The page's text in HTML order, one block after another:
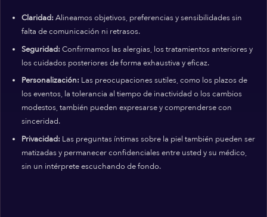
Claridad:Alineamos objetivos, preferencias y sensibilidades sin
falta de comunicación ni retrasos.
Seguridad:Confirmamos las alergias, los tratamientos anteriores y
los cuidados posteriores de forma exhaustiva y eficaz.
Personalización:Las preocupaciones sutiles, como los plazos de
los eventos, la tolerancia al tiempo de inactividad o los cambios
modestos, también pueden expresarse y comprenderse con
sinceridad.
Privacidad:Las preguntas íntimas sobre la piel también pueden ser
matizadas y permanecer confidenciales entre usted y su médico,
sin un intérprete escuchando de fondo.